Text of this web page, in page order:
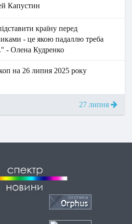
Капустин
країну перед
- це якою падаллю треба
- Олена Кудренко
на 26 липня 2025 року
27 липня